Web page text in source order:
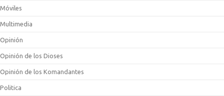
Móviles
Multimedia
Opinión
Opinión de los Dioses
Opinión de los Komandantes
Politica